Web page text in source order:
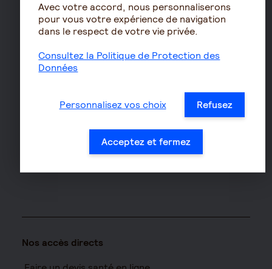
pour les entreprises
Assurances de biens
Assurance habitation
Responsabilité civile Pro
Assurance moto
Nos accès directs
Avec votre accord, nous personnaliserons
pour vous votre expérience de navigation
dans le respect de votre vie privée.
Consultez la Politique de Protection des
Données
Personnalisez vos choix Refusez
Acceptez et fermez